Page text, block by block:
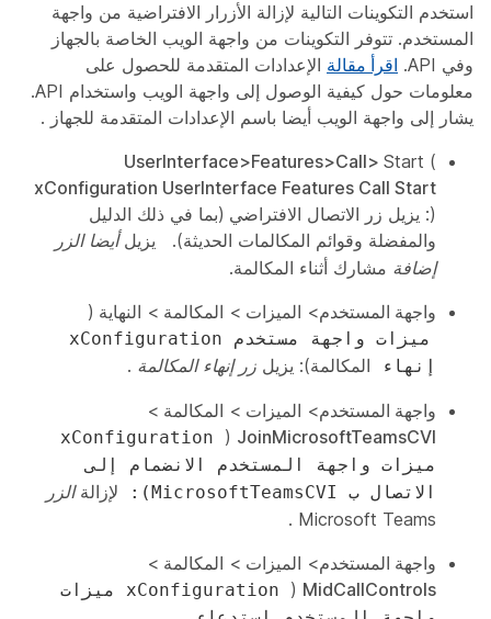
استخدم التكوينات التالية لإزالة الأزرار الافتراضية من واجهة
المستخدم. تتوفر التكوينات من واجهة الويب الخاصة بالجهاز
وفي API.
اقرأ مقالة الإعدادات المتقدمة للحصول على
معلومات حول كيفية الوصول إلى واجهة الويب واستخدام API.
يشار إلى واجهة الويب أيضا باسم الإعدادات المتقدمة للجهاز .
UserInterface>Features>Call> Start (
xConfiguration UserInterface Features Call Start
): يزيل زر الاتصال
الافتراضي (بما في ذلك الدليل
والمفضلة وقوائم المكالمات الحديثة).
يزيلأيضا الزر
إضافة مشارك أثناء المكالمة.
واجهة المستخدم> الميزات > المكالمة > النهاية (
ميزات واجهة مستخدم xConfiguration
إنهاء
المكالمة): يزيل زر إنهاء المكالمة .
واجهة المستخدم> الميزات > المكالمة >
JoinMicrosoftTeamsCVI
(
xConfiguration
ميزات واجهة المستخدم الانضمام إلى
الاتصال ب MicrosoftTeamsCVI):
لإزالةالزر
Microsoft Teams
.
واجهة المستخدم> الميزات > المكالمة >
MidCallControls
(
xConfiguration ميزات